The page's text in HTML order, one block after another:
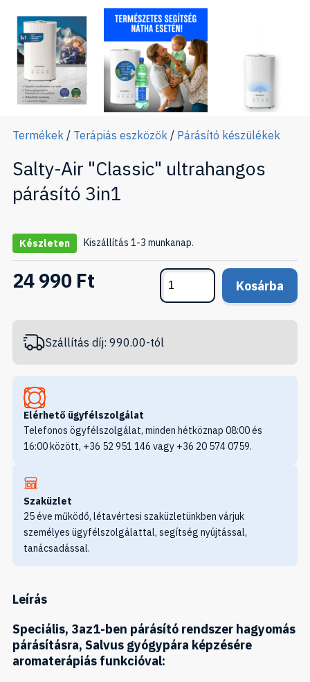
Termékek / Terápiás eszközök / Párásító készülékek
Salty-Air "Classic" ultrahangos
párásító 3in1
Készleten Kiszállítás 1-3 munkanap.
24 990 Ft Kosárba
Szállítás díj: 990.00-tól
Elérhető ügyfélszolgálat
Telefonos ögyfélszolgálat, minden hétköznap 08:00 és
16:00 között, +36 52 951 146 vagy +36 20 574 0759.
Szaküzlet
25 éve működő, létavértesi szaküzletünkben várjuk
személyes ügyfélszolgálattal, segítség nyújtással,
tanácsadással.
Leírás
Speciális, 3az1-ben párásító rendszer hagyomás
párásításra, Salvus gyógypára képzésére
aromaterápiás funkcióval: